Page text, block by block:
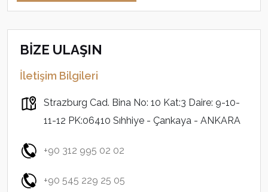
BİZE ULAŞIN
İletişim Bilgileri
Strazburg Cad. Bina No: 10 Kat:3 Daire: 9-10-
11-12 PK:06410 Sıhhiye - Çankaya - ANKARA
+90 312 995 02 02
+90 545 229 25 05